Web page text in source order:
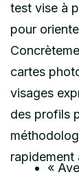
test vise à
pour
cartes
visages
des profils
rapidement
«